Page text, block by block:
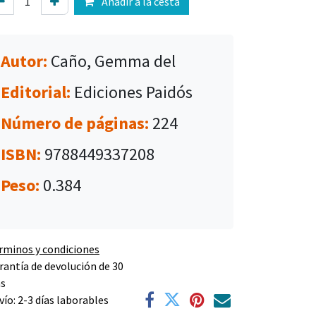
Autor: Caño, Gemma del
Editorial: Ediciones Paidós
Número de páginas: 224
ISBN: 9788449337208
Peso: 0.384
y condiciones
de devolución de 30
2-3 días laborables